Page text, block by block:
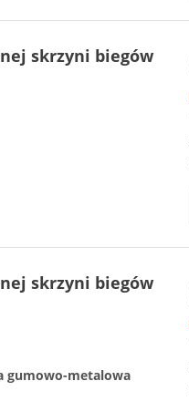
skrzyni biegów
skrzyni biegów
gumowo-metalowa